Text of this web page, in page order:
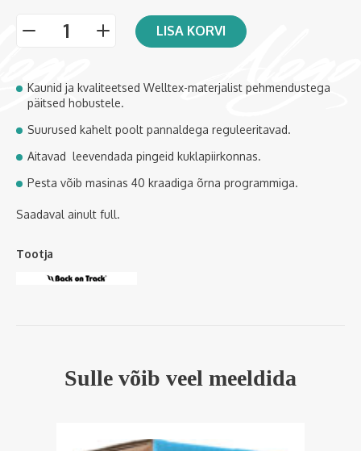
- + LISA KORVI
Kaunid ja kvaliteetsed Welltex-materjalist pehmendustega
päitsed hobustele.
Suurused kahelt poolt pannaldega reguleeritavad.
Aitavad leevendada pingeid kuklapiirkonnas.
Pesta võib masinas 40 kraadiga õrna programmiga.
Saadaval ainult full.
Tootja
Sulle võib veel meeldida